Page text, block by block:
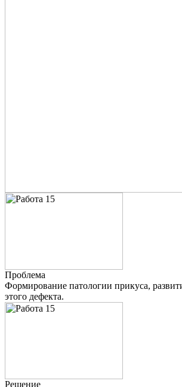
Проблема
Формирование патологии прикуса,
этого дефекта.
Решение